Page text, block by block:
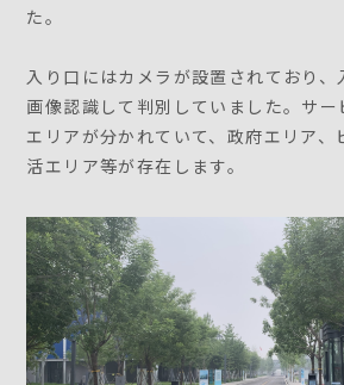
た。
入り口にはカメラが設置されており、
画像認識して判別していました。サー
エリアが分かれていて、政府エリア、
活エリア等が存在します。